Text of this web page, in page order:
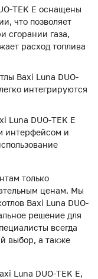
TEK E оснащены
что позволяет
сгорании газа,
расход топлива
Baxi Luna DUO-
интегрируются
Luna DUO-TEK E
интерфейсом и
только
ценам. Мы
Baxi Luna DUO-
решение для
всегда
выбор, а также
Luna DUO-TEK E,